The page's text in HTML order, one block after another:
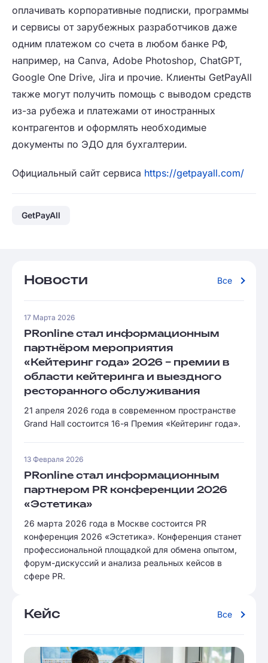
оплачивать корпоративные подписки, программы
и сервисы от зарубежных разработчиков даже
одним платежом со счета в любом банке РФ,
например, на Canva, Adobe Photoshop, ChatGPT,
Google One Drive, Jira и прочие. Клиенты GetPayAll
также могут получить помощь с выводом средств
из-за рубежа и платежами от иностранных
контрагентов и оформлять необходимые
документы по ЭДО для бухгалтерии.
Официальный сайт сервиса https://getpayall.com/
GetPayAll
Новости Все
17 Марта 2026
PRonline стал информационным
партнёром мероприятия
«Кейтеринг года» 2026 – премии в
области кейтеринга и выездного
ресторанного обслуживания
21 апреля 2026 года в современном пространстве
Grand Hall состоится 16-я Премия «Кейтеринг года».
13 Февраля 2026
PRonline стал информационным
партнером PR конференции 2026
«Эстетика»
26 марта 2026 года в Москве состоится PR
конференция 2026 «Эстетика». Конференция станет
профессиональной площадкой для обмена опытом,
форум-дискуссий и анализа реальных кейсов в
сфере PR.
Кейс Все